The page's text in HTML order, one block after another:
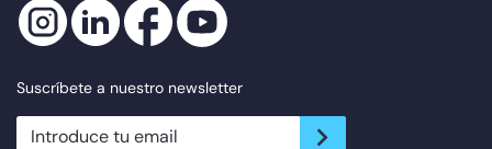
Suscríbete a nuestro newsletter
newsletter.suscribe